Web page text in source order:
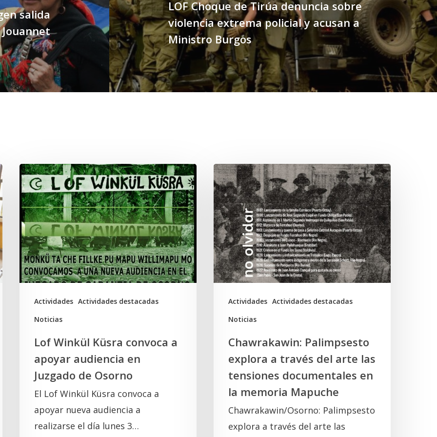
salida
LOF Choque de Tirúa denuncia sobre
violencia extrema policial y acusan a
Ministro Burgos
Actividades Actividades destacadas
Noticias
Lof
Winkül
Küsra
convoca
a
apoyar
audiencia
en
Juzgado
Lof Winkül Küsra convoca a
apoyar audiencia en
Juzgado de Osorno
El Lof Winkül Küsra convoca a
apoyar nueva audiencia a
realizarse el día lunes 3…
Actividades Actividades destacadas
Noticias
Chawrakawin:
Palimpsesto
explora
a
través
del
arte
las
tensiones
documentales
memoria
Mapuche
Chawrakawin: Palimpsesto
explora a través del arte las
tensiones documentales en
la memoria Mapuche
Chawrakawin/Osorno: Palimpsesto
explora a través del arte las